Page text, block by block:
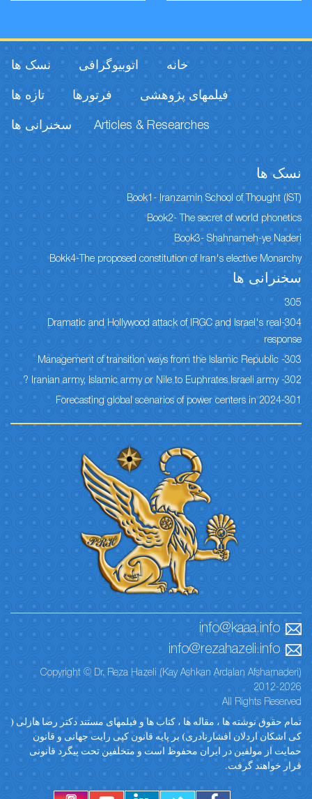
خانه اتوبیوگرافی نسک ها
فیلمهای پژوهشی فرتورها تازه ها
Articles & Researches سخنرانی ها
نسک ها
Book1- Iranzamin School of Thought (IST)
Book2- The secret of world phonetics
Book3- Shahnameh-ye Naderi
Bokk4-The proposed constitution of Iran's elective Monarchy
سخنرانی ها
305
304-Dramatic and Hollywood attack of IRGC and Israel's real
response
303- Management of transition ways from the Islamic Republic
302- Iranian army, Islamic army or Nile to Euphrates Israeli army ?
301-Forecasting global scenarios of power centers in 2024
info@kaaa.info
info@rezahazeli.info
Copyright © Dr. Reza Hazeli (Kay Ashkan Ardalan Afsharnaderi)
2012-2026
All Rights Reserved
تمام حقوق نوشته ها ، مقاله ها ، کتاب ها و فیلمهای مستند دکتر رضا هازلی (
کی اشکان اردلان افشارنادری) بر پایه قانون کپی رایت جهانی و قانون
حمایت از مولفین در ایران محفوظ است و متخلفین تحت پیگرد قانونی
قرار خواهند گرفت.